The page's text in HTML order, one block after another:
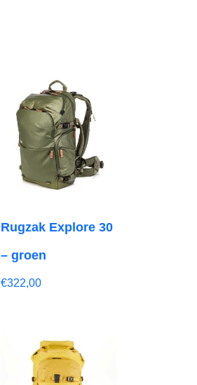
Rugzak Explore 30
– groen
€322,00